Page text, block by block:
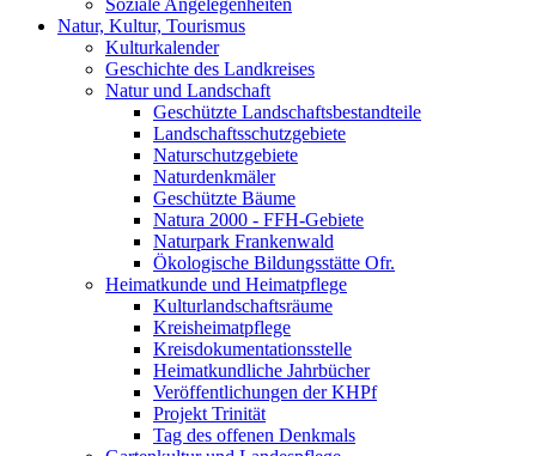
Soziale Angelegenheiten
Natur, Kultur, Tourismus
Kulturkalender
Geschichte des Landkreises
Natur und Landschaft
Geschützte Landschaftsbestandteile
Landschaftsschutzgebiete
Naturschutzgebiete
Naturdenkmäler
Geschützte Bäume
Natura 2000 - FFH-Gebiete
Naturpark Frankenwald
Ökologische Bildungsstätte Ofr.
Heimatkunde und Heimatpflege
Kulturlandschaftsräume
Kreisheimatpflege
Kreisdokumentationsstelle
Heimatkundliche Jahrbücher
Veröffentlichungen der KHPf
Projekt Trinität
Tag des offenen Denkmals